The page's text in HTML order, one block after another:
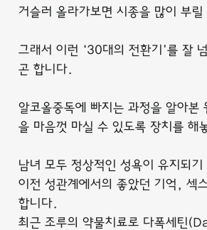
거슬러 올라가보면 시종을 많이 부
그래서 이런 ‘30대의 전환기’를 잘
곤 합니다.
알코올중독에 빠지는 과정을 알아
을 마음껏 마실 수 있도록 장치를 해
남녀 모두 정상적인 성욕이 유지되
이전 성관계에서의 좋았던 기억, 섹
합니다.
최근 조루의 약물치료로 다폭세틴